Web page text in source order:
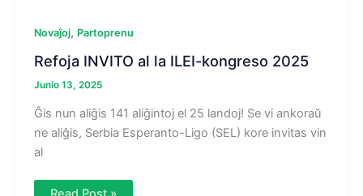
Novaĵoj, Partoprenu
Refoja INVITO al la ILEI-kongreso 2025
Junio 13, 2025
Ĝis nun aliĝis 141 aliĝintoj el 25 landoj! Se vi ankoraŭ
ne aliĝis, Serbia Esperanto-Ligo (SEL) kore invitas vin
al
Refoja